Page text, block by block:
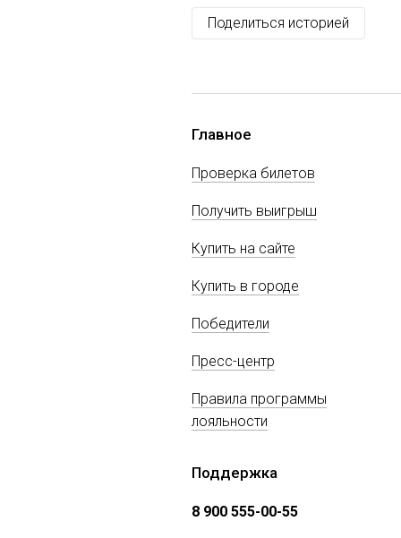
Поделиться историей
Главное
Проверка билетов
Получить выигрыш
Купить на сайте
Купить в городе
Победители
Пресс-центр
Правила программы
лояльности
Поддержка
8 900 555-00-55